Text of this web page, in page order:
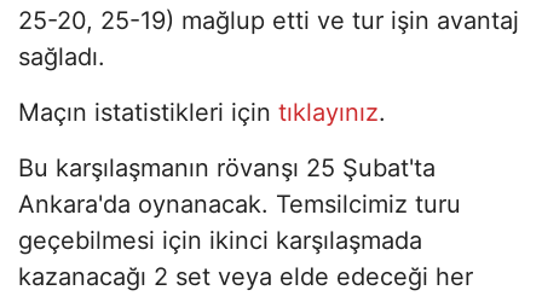
25-20, 25-19) mağlup etti ve tur işin avantaj
sağladı.
Maçın istatistikleri için tıklayınız.
Bu karşılaşmanın rövanşı 25 Şubat'ta
Ankara'da oynanacak. Temsilcimiz turu
geçebilmesi için ikinci karşılaşmada
kazanacağı 2 set veya elde edeceği her